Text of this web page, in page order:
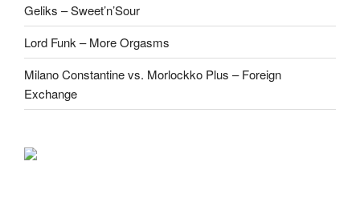
Geliks – Sweet’n’Sour
Lord Funk – More Orgasms
Milano Constantine vs. Morlockko Plus – Foreign
Exchange